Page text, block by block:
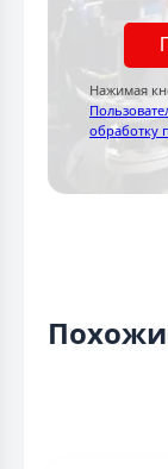
Нажимая
обработку